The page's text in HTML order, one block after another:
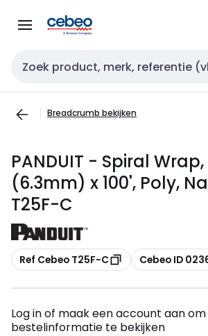
naar
naar
Zoekveld invoer
Breadcrumb bekijken
PANDUIT - Spiral Wrap,
(6.3mm) x 100', Poly,
T25F-C
Kopiëren
Ref Cebeo T25F-C Kopiëren
Cebeo ID
Log in of maak een account aan
bestelinformatie te bekijken